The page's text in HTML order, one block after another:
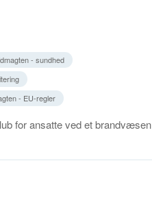
- sundhed
- EU-regler
for ansatte ved et brandvæsen